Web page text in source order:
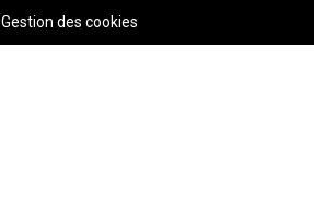
Gestion des cookies